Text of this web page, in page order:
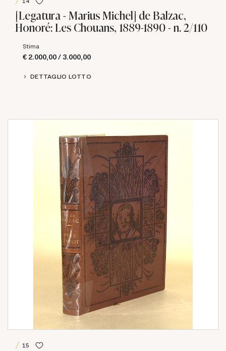
[Legatura - Marius Michel] de Balzac,
Honoré: Les Chouans, 1889-1890 - n. 2/110
Stima
€ 2.000,00 / 3.000,00
DETTAGLIO LOTTO
15